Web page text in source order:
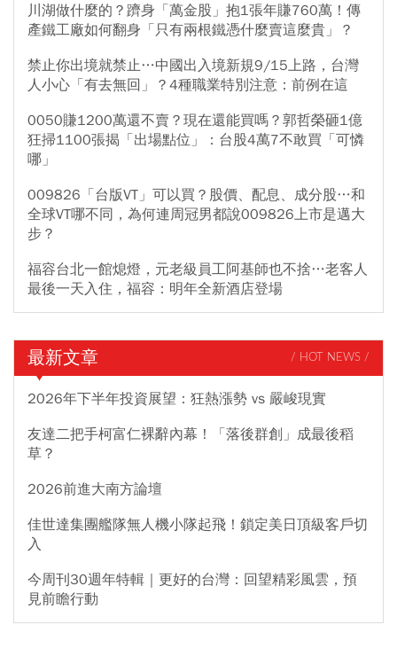
川湖做什麼的？躋身「萬金股」抱1張年賺760萬！傳
產鐵工廠如何翻身「只有兩根鐵憑什麼賣這麼貴」？
禁止你出境就禁止…中國出入境新規9/15上路，台灣
人小心「有去無回」？4種職業特別注意：前例在這
0050賺1200萬還不賣？現在還能買嗎？郭哲榮砸1億
狂掃1100張揭「出場點位」：台股4萬7不敢買「可憐
哪」
009826「台版VT」可以買？股價、配息、成分股…和
全球VT哪不同，為何連周冠男都說009826上市是邁大
步？
福容台北一館熄燈，元老級員工阿基師也不捨…老客人
最後一天入住，福容：明年全新酒店登場
最新文章 / HOT NEWS /
2026年下半年投資展望：狂熱漲勢 vs 嚴峻現實
友達二把手柯富仁裸辭內幕！「落後群創」成最後稻
草？
2026前進大南方論壇
佳世達集團艦隊無人機小隊起飛！鎖定美日頂級客戶切
入
今周刊30週年特輯｜更好的台灣：回望精彩風雲，預
見前瞻行動